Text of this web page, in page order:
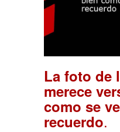
La foto de
merece
como se
recuerdo.